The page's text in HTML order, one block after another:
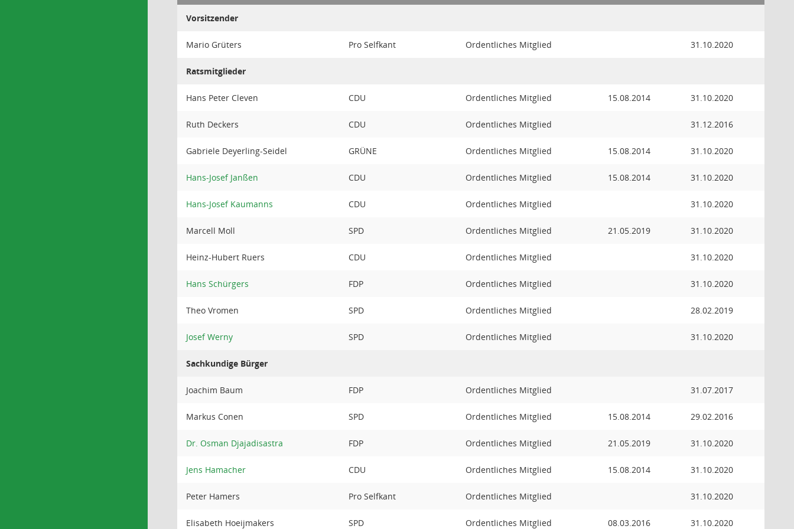
Vorsitzender
Mario Grüters Pro Selfkant Ordentliches Mitglied 31.10.2020
Ratsmitglieder
Hans Peter Cleven CDU Ordentliches Mitglied 15.08.2014 31.10.2020
Ruth Deckers CDU Ordentliches Mitglied 31.12.2016
Gabriele Deyerling-Seidel GRÜNE Ordentliches Mitglied 15.08.2014 31.10.2020
Hans-Josef Janßen CDU Ordentliches Mitglied 15.08.2014 31.10.2020
Hans-Josef Kaumanns CDU Ordentliches Mitglied 31.10.2020
Marcell Moll SPD Ordentliches Mitglied 21.05.2019 31.10.2020
Heinz-Hubert Ruers CDU Ordentliches Mitglied 31.10.2020
Hans Schürgers FDP Ordentliches Mitglied 31.10.2020
Theo Vromen SPD Ordentliches Mitglied 28.02.2019
Josef Werny SPD Ordentliches Mitglied 31.10.2020
Sachkundige Bürger
Joachim Baum FDP Ordentliches Mitglied 31.07.2017
Markus Conen SPD Ordentliches Mitglied 15.08.2014 29.02.2016
Dr. Osman Djajadisastra FDP Ordentliches Mitglied 21.05.2019 31.10.2020
Jens Hamacher CDU Ordentliches Mitglied 15.08.2014 31.10.2020
Peter Hamers Pro Selfkant Ordentliches Mitglied 31.10.2020
Elisabeth Hoeijmakers SPD Ordentliches Mitglied 08.03.2016 31.10.2020